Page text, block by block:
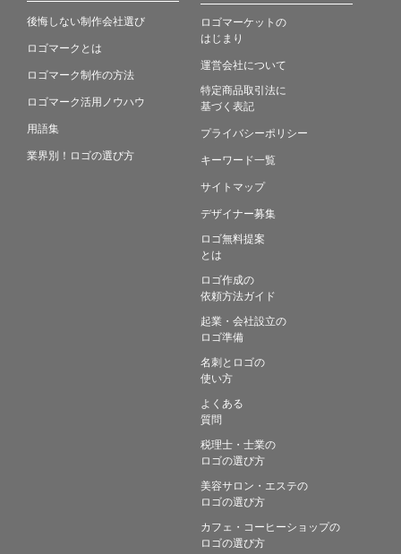
後悔しない制作会社選び
ロゴマークとは
ロゴマーク制作の方法
ロゴマーク活用ノウハウ
用語集
業界別！ロゴの選び方
ロゴマーケットの
はじまり
運営会社について
特定商品取引法に
基づく表記
プライバシーポリシー
キーワード一覧
サイトマップ
デザイナー募集
ロゴ無料提案
とは
ロゴ作成の
依頼方法ガイド
起業・会社設立の
ロゴ準備
名刺とロゴの
使い方
よくある
質問
税理士・士業の
ロゴの選び方
美容サロン・エステの
ロゴの選び方
カフェ・コーヒーショップの
ロゴの選び方